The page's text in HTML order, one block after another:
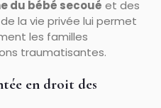
du bébé secoué et des
la vie privée lui permet
les familles
traumatisantes.
en droit des